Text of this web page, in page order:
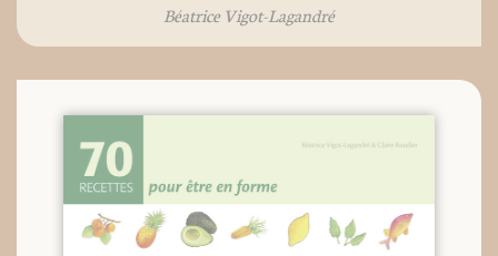
Béatrice Vigot-Lagandré